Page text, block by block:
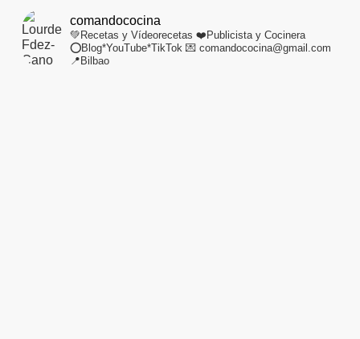
comandococina
💚Recetas y Vídeorecetas ❤️Publicista y Cocinera
⭕Blog*YouTube*TikTok 💌 comandococina@gmail.com
📍Bilbao